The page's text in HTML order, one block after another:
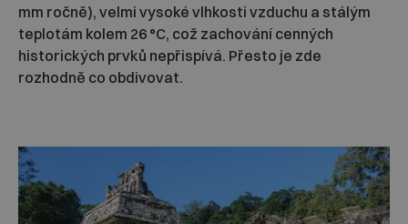
mm ročně), velmi vysoké vlhkosti vzduchu a stálým
teplotám kolem 26 °C, což zachování cenných
historických prvků nepřispívá. Přesto je zde
rozhodně co obdivovat.